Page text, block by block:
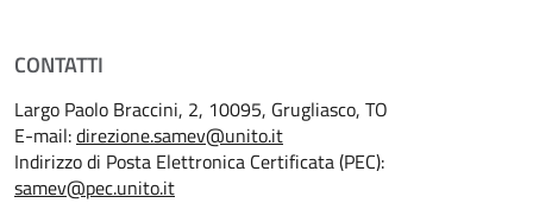
CONTATTI
Largo Paolo Braccini, 2, 10095, Grugliasco, TO
E-mail:direzione.samev@unito.it
Indirizzo di Posta Elettronica Certificata (PEC):
samev@pec.unito.it